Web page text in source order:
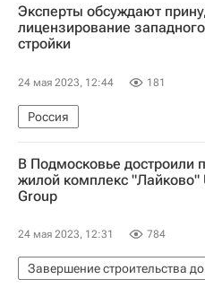
Эксперты обсуждают
лицензирование
стройки
24 мая 2023, 12:44 181
Россия
Москва
Строительство
В Подмосковье достроили
жилой комплекс "Лайково"
Group
24 мая 2023, 12:31 784
Завершение строительства